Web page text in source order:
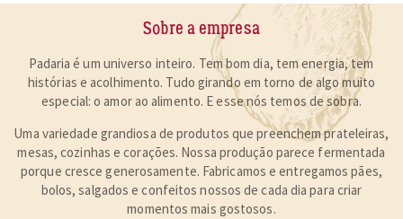
Sobre a empresa
Padaria é um universo inteiro. Tem bom dia, tem energia, tem
histórias e acolhimento. Tudo girando em torno de algo muito
especial:o amor ao alimento. E esse nós temos de sobra.
Uma variedade grandiosa de produtos que preenchem prateleiras,
mesas, cozinhas e corações. Nossa produção parece fermentada
porque cresce generosamente. Fabricamos e entregamos pães,
bolos, salgados e confeitos nossos de cada dia para criar
momentos mais gostosos.